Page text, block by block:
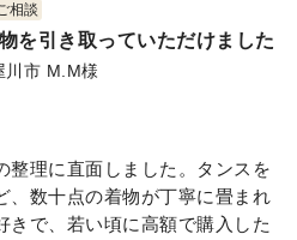
相談
を引き取っていただけました
川市 M.M様
整理に直面しました。タンスを
、数十点の着物が丁寧に畳まれ
きで、若い頃に高額で購入した